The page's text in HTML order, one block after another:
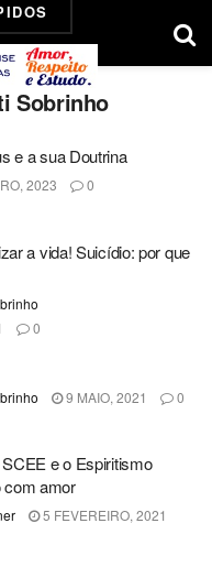
Sobrinho
e a sua Doutrina
2023 0
a vida! Suicídio: por que
0
9 MAIO, 2021 0
e o Espiritismo
com amor
5 FEVEREIRO, 2021